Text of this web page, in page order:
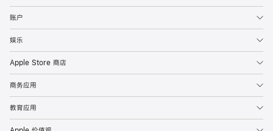
账户
娱乐
Apple Store 商店
商务应用
教育应用